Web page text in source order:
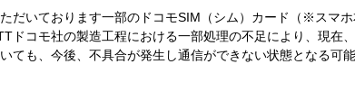
だいております一部のドコモSIM（シム）カード（※スマ
ドコモ社の製造工程における一部処理の不足により、現在
ても、今後、不具合が発生し通信ができない状態となる可